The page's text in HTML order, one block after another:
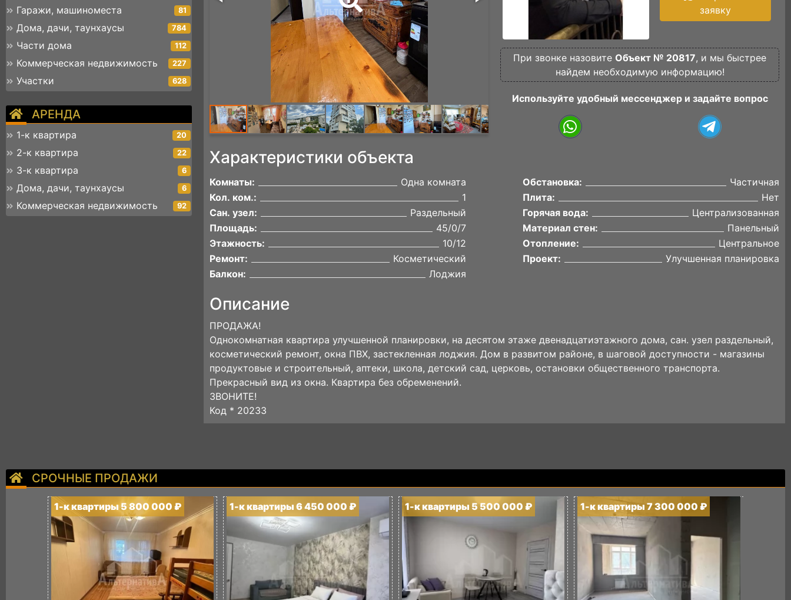
Гаражи, машиноместа 81
Дома, дачи, таунхаусы 784
Части дома 112
Коммерческая недвижимость 227
Участки 628
АРЕНДА
1-к квартира 20
2-к квартира 22
3-к квартира 6
Дома, дачи, таунхаусы 6
Коммерческая недвижимость 92
заявку
При звонке назовите Объект № 20817, и мы быстрее
найдем необходимую информацию!
Используйте удобный мессенджер и задайте вопрос
Характеристики объекта
Комнаты:
Одна комната
Кол. ком.:
1
Сан. узел:
Раздельный
Площадь:
45/0/7
Этажность:
10/12
Ремонт:
Косметический
Балкон:
Лоджия
Обстановка:
Частичная
Плита:
Нет
Горячая вода:
Централизованная
Материал стен:
Панельный
Отопление:
Центральное
Проект:
Улучшенная планировка
Описание
ПРОДАЖА!
Однокомнатная квартира улучшенной планировки, на десятом этаже двенадцатиэтажного дома, сан. узел раздельный,
косметический ремонт, окна ПВХ, застекленная лоджия. Дом в развитом районе, в шаговой доступности - магазины
продуктовые и строительный, аптеки, школа, детский сад, церковь, остановки общественного транспорта.
Прекрасный вид из окна. Квартира без обременений.
ЗВОНИТЕ!
Код * 20233
СРОЧНЫЕ ПРОДАЖИ
1-к квартиры 5 800 000 ₽ 1-к квартиры 6 450 000 ₽ 1-к квартиры 5 500 000 ₽ 1-к квартиры 7 300 000 ₽